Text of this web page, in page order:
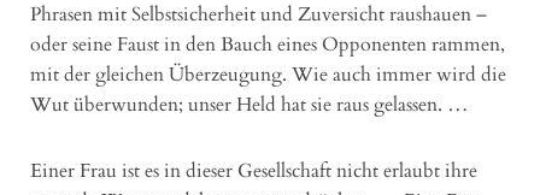
Phrasen mit Selbstsicherheit und Zuversicht raushauen –
oder seine Faust in den Bauch eines Opponenten rammen,
mit der gleichen Überzeugung. Wie auch immer wird die
Wut überwunden; unser Held hat sie raus gelassen. …
Einer Frau ist es in dieser Gesellschaft nicht erlaubt ihre